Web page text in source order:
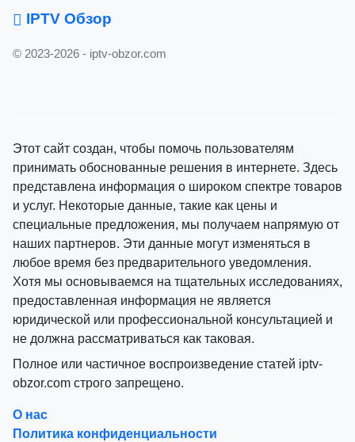
IPTV Обзор
© 2023-2026 - iptv-obzor.com
Этот сайт создан, чтобы помочь пользователям
принимать обоснованные решения в интернете. Здесь
представлена информация о широком спектре товаров
и услуг. Некоторые данные, такие как цены и
специальные предложения, мы получаем напрямую от
наших партнеров. Эти данные могут изменяться в
любое время без предварительного уведомления.
Хотя мы основываемся на тщательных исследованиях,
предоставленная информация не является
юридической или профессиональной консультацией и
не должна рассматриваться как таковая.
Полное или частичное воспроизведение статей iptv-
obzor.com строго запрещено.
О нас
Политика конфиденциальности